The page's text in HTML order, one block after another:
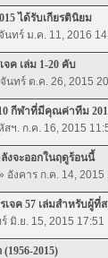
ได้รับเกียรตินิยม
นทร์ ม.ค. 11, 2016
จค เล่ม 1-20 คับ
นทร์ ต.ค. 26, 2015
กีฬาที่มีคุณค่าทีม
สฯ. ก.ค. 16, 2015
งจะออกในฤดูร้อนนี้
อังคาร ก.ค. 14, 2015
จค 57 เล่มสำหรับผู้ที่
มิ.ย. 15, 2015 17:51
2015)